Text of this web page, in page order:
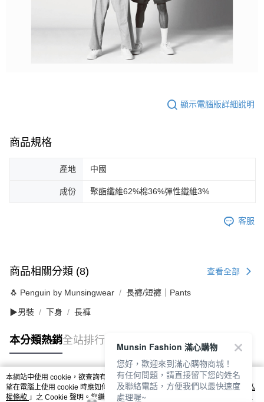
顯示電腦版詳細說明
商品規格
產地 中國
成份 聚酯纖維62%棉36%彈性纖維3%
客服
商品相關分類 (8) 查看全部
🐧 Penguin by Munsingwear 長褲/短褲｜Pants
▶男裝 下身 長褲
本分類熱銷全站排行
熱門標籤
本網站中使用 cookie，欲查詢有關本網站使用 cookie 方式之詳情，及若您不希
望在電腦上使用 cookie 時應如何變更電腦的 cookie 設定，請參閱本網站「
隱私
權條款 」之 Cookie 聲明。您繼續使用本網站即表示您同意本公司得按本網站使
Munsin Fashion 滿心購物
您好，歡迎來到滿心購物商城！
有任何問題，請直接留下您的姓名
及聯絡電話，方便我們以最快速度
處理喔~